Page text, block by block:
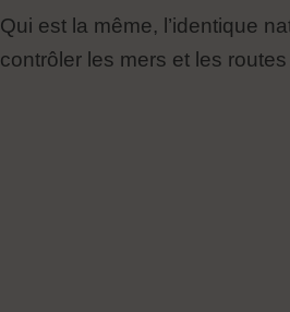
Qui est la même, l’identique
contrôler les mers et les